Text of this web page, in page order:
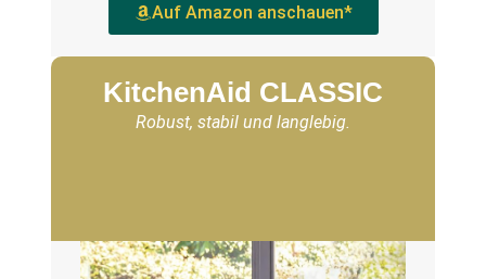
Auf Amazon anschauen*
KitchenAid CLASSIC
Robust, stabil und langlebig.